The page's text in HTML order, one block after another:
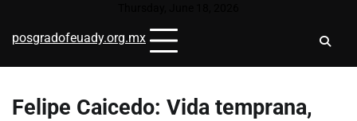
content
posgradofeuady.org.mx
Felipe Caicedo: Vida temprana,